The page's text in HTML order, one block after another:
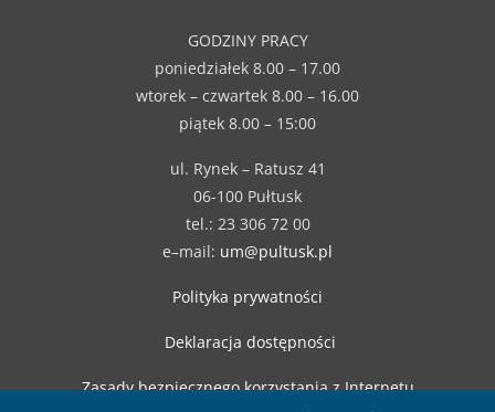
GODZINY PRACY
poniedziałek 8.00 – 17.00
wtorek – czwartek 8.00 – 16.00
piątek 8.00 – 15:00
ul. Rynek – Ratusz 41
06-100 Pułtusk
tel.: 23 306 72 00
e–mail: um@pultusk.pl
Polityka prywatności
Deklaracja dostępności
Zasady bezpiecznego korzystania z Internetu